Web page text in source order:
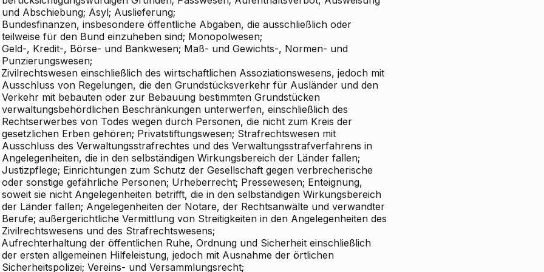
und Abschiebung; Asyl; Auslieferung;
Bundesfinanzen, insbesondere öffentliche Abgaben, die ausschließlich oder
teilweise für den Bund einzuheben sind; Monopolwesen;
Geld-, Kredit-, Börse- und Bankwesen; Maß- und Gewichts-, Normen- und
Punzierungswesen;
Zivilrechtswesen einschließlich des wirtschaftlichen Assoziationswesens, jedoch mit
Ausschluss von Regelungen, die den Grundstücksverkehr für Ausländer und den
Verkehr mit bebauten oder zur Bebauung bestimmten Grundstücken
verwaltungsbehördlichen Beschränkungen unterwerfen, einschließlich des
Rechtserwerbes von Todes wegen durch Personen, die nicht zum Kreis der
gesetzlichen Erben gehören; Privatstiftungswesen; Strafrechtswesen mit
Ausschluss des Verwaltungsstrafrechtes und des Verwaltungsstrafverfahrens in
Angelegenheiten, die in den selbständigen Wirkungsbereich der Länder fallen;
Justizpflege; Einrichtungen zum Schutz der Gesellschaft gegen verbrecherische
oder sonstige gefährliche Personen; Urheberrecht; Pressewesen; Enteignung,
soweit sie nicht Angelegenheiten betrifft, die in den selbständigen Wirkungsbereich
der Länder fallen; Angelegenheiten der Notare, der Rechtsanwälte und verwandter
Berufe; außergerichtliche Vermittlung von Streitigkeiten in den Angelegenheiten des
Zivilrechtswesens und des Strafrechtswesens;
Aufrechterhaltung der öffentlichen Ruhe, Ordnung und Sicherheit einschließlich
der ersten allgemeinen Hilfeleistung, jedoch mit Ausnahme der örtlichen
Sicherheitspolizei; Vereins- und Versammlungsrecht;